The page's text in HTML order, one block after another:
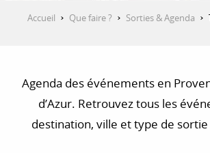
SÉJOURNER
Accueil Que faire ? Sorties & Agenda
Agenda des événements en
d’Azur. Retrouvez tous les
destination, ville et type de